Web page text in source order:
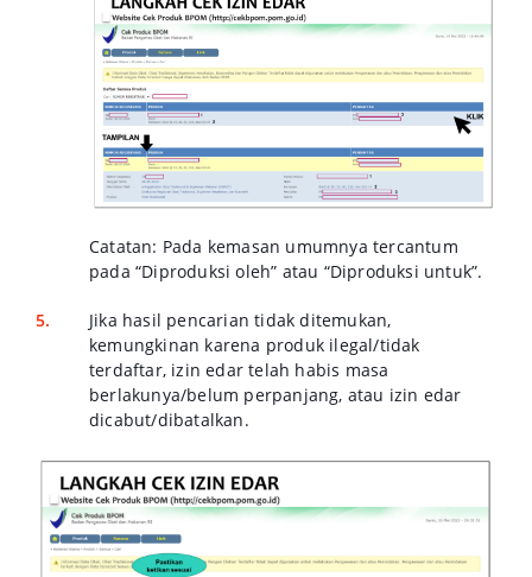
Catatan: Pada kemasan umumnya tercantum
pada “Diproduksi oleh” atau “Diproduksi untuk”.
Jika hasil pencarian tidak ditemukan,
kemungkinan karena produk ilegal/tidak
terdaftar, izin edar telah habis masa
berlakunya/belum perpanjang, atau izin edar
dicabut/dibatalkan.